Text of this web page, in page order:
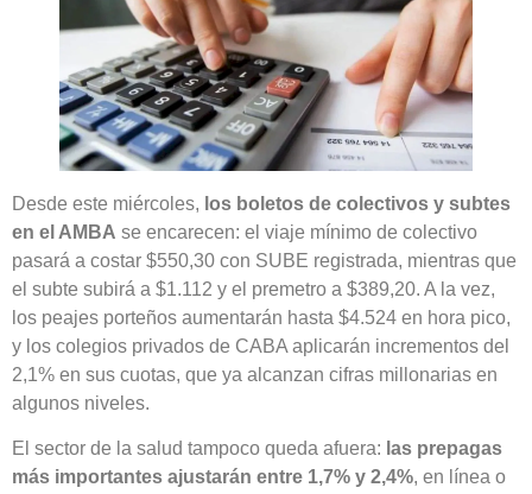
Desde este miércoles, los boletos de colectivos y subtes
en el AMBA se encarecen: el viaje mínimo de colectivo
pasará a costar $550,30 con SUBE registrada, mientras que
el subte subirá a $1.112 y el premetro a $389,20. A la vez,
los peajes porteños aumentarán hasta $4.524 en hora pico,
y los colegios privados de CABA aplicarán incrementos del
2,1% en sus cuotas, que ya alcanzan cifras millonarias en
algunos niveles.
El sector de la salud tampoco queda afuera: las prepagas
más importantes ajustarán entre 1,7% y 2,4%, en línea o